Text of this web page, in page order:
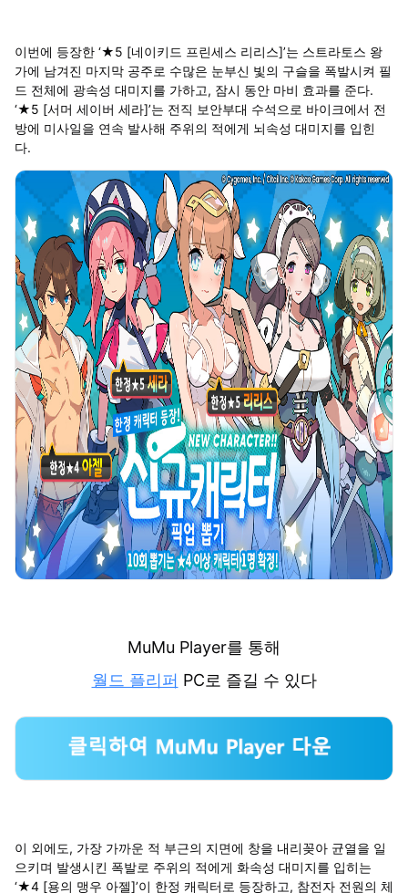
이번에 등장한 ‘★5 [네이키드 프린세스 리리스]’는 스트라토스 왕
가에 남겨진 마지막 공주로 수많은 눈부신 빛의 구슬을 폭발시켜 필
드 전체에 광속성 대미지를 가하고, 잠시 동안 마비 효과를 준다.
‘★5 [서머 세이버 세라]’는 전직 보안부대 수석으로 바이크에서 전
방에 미사일을 연속 발사해 주위의 적에게 뇌속성 대미지를 입힌
다.
MuMu Player를 통해
월드 플리퍼 PC로 즐길 수 있다
이 외에도, 가장 가까운 적 부근의 지면에 창을 내리꽂아 균열을 일
으키며 발생시킨 폭발로 주위의 적에게 화속성 대미지를 입히는
‘★4 [용의 맹우 아젤]’이 한정 캐릭터로 등장하고, 참전자 전원의 체